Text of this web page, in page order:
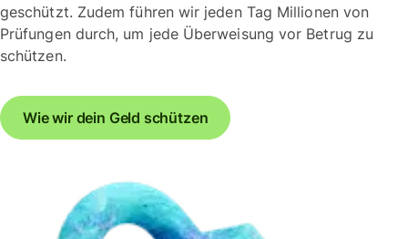
geschützt. Zudem führen wir jeden Tag Millionen von
Prüfungen durch, um jede Überweisung vor Betrug zu
schützen.
Wie wir dein Geld schützen